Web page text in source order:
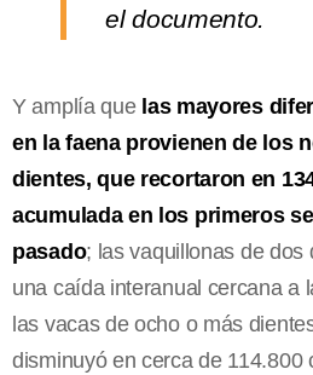
el documento.
Y amplía quelas mayores
en la faena provienen de los
dientes, que recortaron en
acumulada en los primeros
pasado; las vaquillonas de dos
una caída interanual cercana a
las vacas de ocho o más
disminuyó en cerca de 114.800